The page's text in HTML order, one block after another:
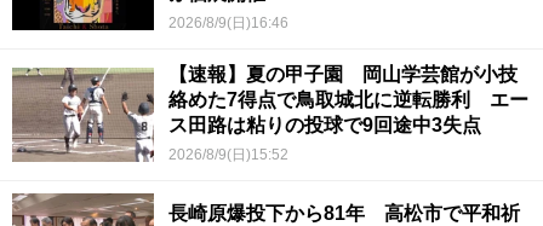
2026/8/9(日)16:46
【速報】夏の甲子園 岡山学芸館が小技
絡めた7得点で鳥取城北に逆転勝利 エー
ス田路は粘りの投球で9回途中3失点
2026/8/9(日)15:52
長崎原爆投下から81年 高松市で平和祈